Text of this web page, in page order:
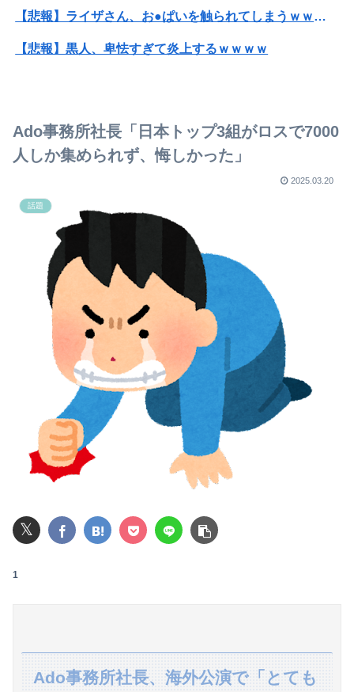
【悲報】ライザさん、お●ぱいを触られてしまうｗｗｗｗｗｗｗｗ
【悲報】黒人、卑怯すぎて炎上するｗｗｗｗ
【高評価】戌神ころねと楽しむ『めっちゃカメレオン』の爆笑プレイ
美容室行った日って髪洗いますか？
Ado事務所社長「日本トップ3組がロスで7000
人しか集められず、悔しかった」
2025.03.20
話題
𝕏
1
Ado事務所社長、海外公演で「とても